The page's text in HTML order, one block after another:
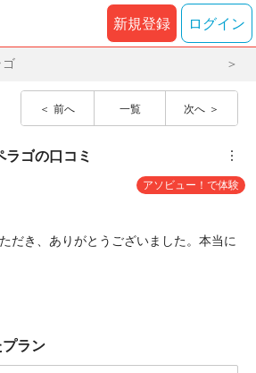
新規登録 ログイン
前へ 一覧 次へ
ラゴの口コミ ︙
アソビュー！で体験
だき、ありがとうございました。本当に
ラン